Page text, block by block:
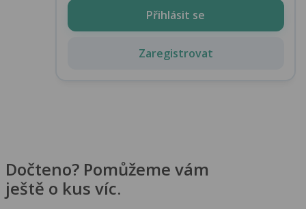
Přihlásit se
Zaregistrovat
Dočteno? Pomůžeme vám
ještě o kus víc.